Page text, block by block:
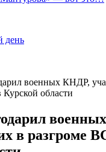
военных КНДР,
области
в разгроме